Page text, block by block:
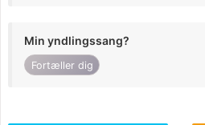
Min yndlingssang?
Fortæller dig